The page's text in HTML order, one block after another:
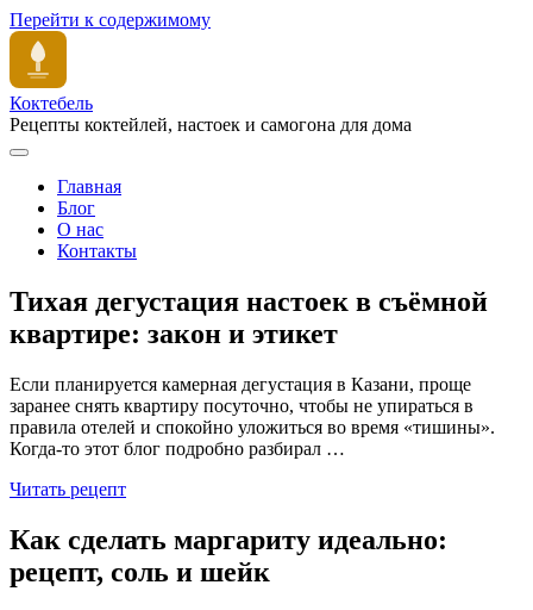
Перейти к содержимому
Коктебель
Рецепты коктейлей, настоек и самогона для дома
Главная
Блог
О нас
Контакты
Тихая дегустация настоек в съёмной
квартире: закон и этикет
Если планируется камерная дегустация в Казани, проще
заранее снять квартиру посуточно, чтобы не упираться в
правила отелей и спокойно уложиться во время «тишины».
Когда-то этот блог подробно разбирал …
Читать рецепт
Как сделать маргариту идеально:
рецепт, соль и шейк